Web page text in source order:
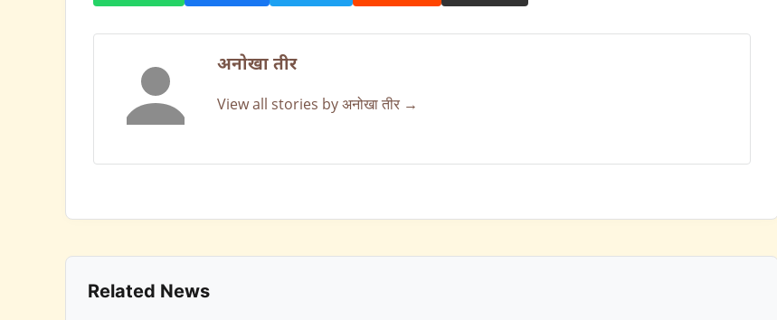
अनोखा तीर
View all stories by अनोखा तीर →
Related News